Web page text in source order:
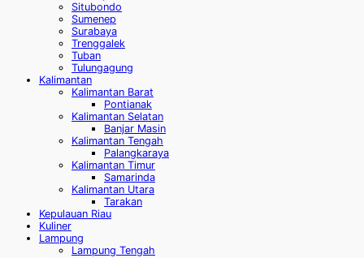
Situbondo
Sumenep
Surabaya
Trenggalek
Tuban
Tulungagung
Kalimantan
Kalimantan Barat
Pontianak
Kalimantan Selatan
Banjar Masin
Kalimantan Tengah
Palangkaraya
Kalimantan Timur
Samarinda
Kalimantan Utara
Tarakan
Kepulauan Riau
Kuliner
Lampung
Lampung Tengah